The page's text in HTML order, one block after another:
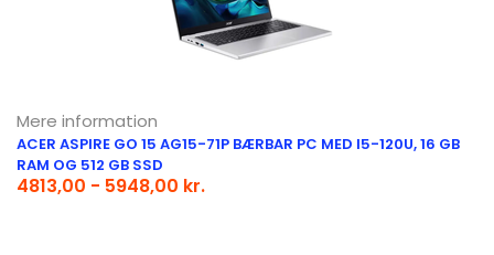
Mere information
ACER ASPIRE GO 15 AG15-71P BÆRBAR PC MED I5-120U, 16 GB
RAM OG 512 GB SSD
4813,00 - 5948,00 kr.